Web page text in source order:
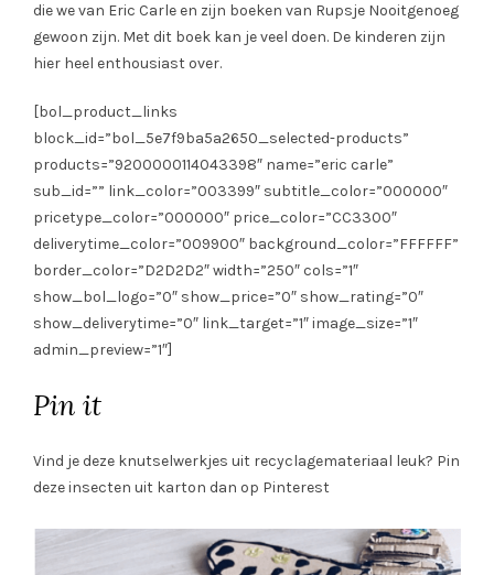
die we van Eric Carle en zijn boeken van Rupsje Nooitgenoeg
gewoon zijn. Met dit boek kan je veel doen. De kinderen zijn
hier heel enthousiast over.
[bol_product_links
block_id=”bol_5e7f9ba5a2650_selected-products”
products=”9200000114043398″ name=”eric carle”
sub_id=”” link_color=”003399″ subtitle_color=”000000″
pricetype_color=”000000″ price_color=”CC3300″
deliverytime_color=”009900″ background_color=”FFFFFF”
border_color=”D2D2D2″ width=”250″ cols=”1″
show_bol_logo=”0″ show_price=”0″ show_rating=”0″
show_deliverytime=”0″ link_target=”1″ image_size=”1″
admin_preview=”1″]
Pin it
Vind je deze knutselwerkjes uit recyclagemateriaal leuk? Pin
deze insecten uit karton dan op Pinterest